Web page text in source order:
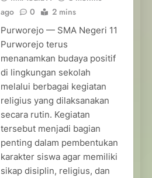
ago
0 2 mins
Purworejo — SMA Negeri 11
Purworejo terus
menanamkan budaya positif
di lingkungan sekolah
melalui berbagai kegiatan
religius yang dilaksanakan
secara rutin. Kegiatan
tersebut menjadi bagian
penting dalam pembentukan
karakter siswa agar memiliki
sikap disiplin, religius, dan